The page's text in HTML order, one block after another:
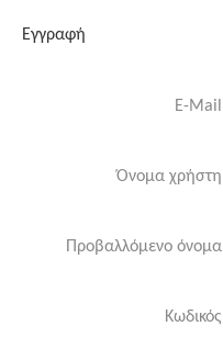
Εγγραφή
E-Mail
Όνομα χρήστη
Προβαλλόμενο όνομα
Κωδικός